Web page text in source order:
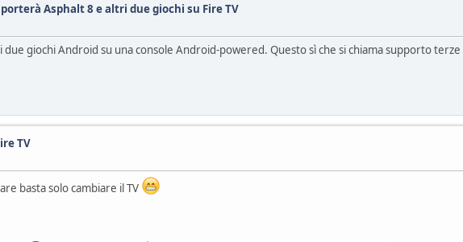
Asphalt 8 e altri due giochi su Fire TV
due giochi Android su una console Android-powered. Questo sì che si chiama supporto
TV
basta solo cambiare il TV